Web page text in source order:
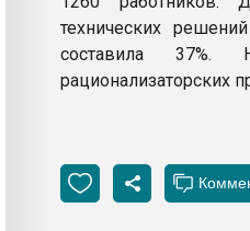
технических
составила 37%.
рационализаторских